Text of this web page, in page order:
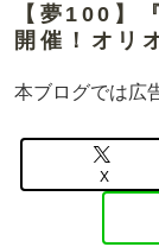
【夢100】
開催！オリ
本ブログでは広
X